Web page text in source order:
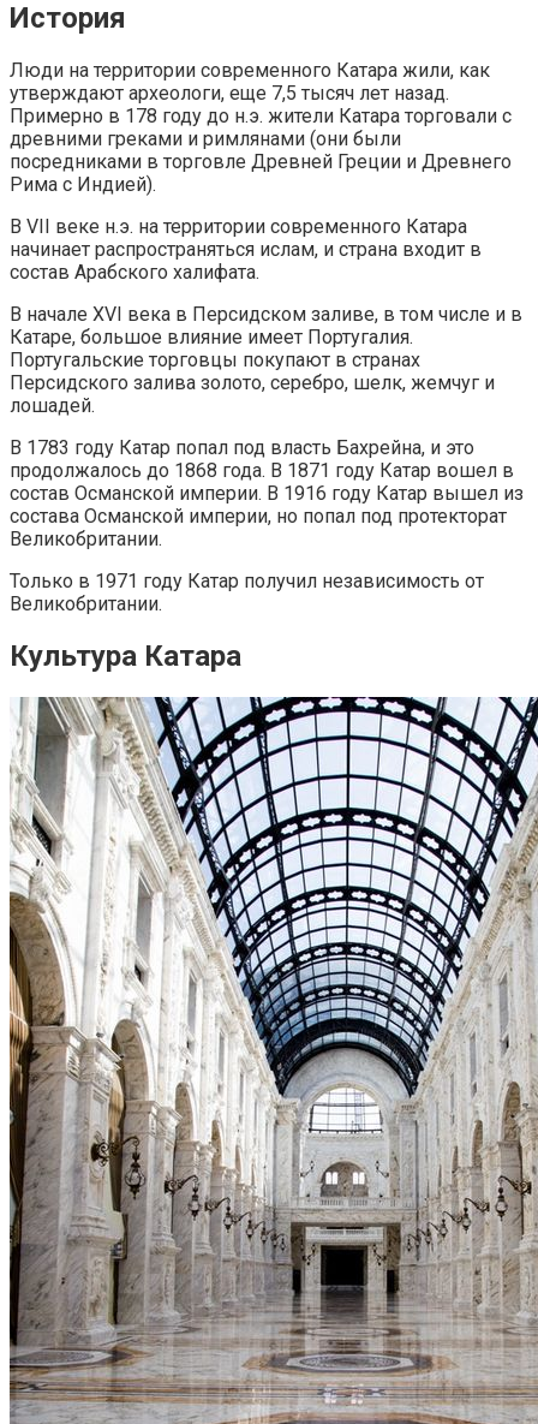
История
Люди на территории современного Катара жили, как
утверждают археологи, еще 7,5 тысяч лет назад.
Примерно в 178 году до н.э. жители Катара торговали с
древними греками и римлянами (они были
посредниками в торговле Древней Греции и Древнего
Рима с Индией).
В VII веке н.э. на территории современного Катара
начинает распространяться ислам, и страна входит в
состав Арабского халифата.
В начале XVI века в Персидском заливе, в том числе и в
Катаре, большое влияние имеет Португалия.
Португальские торговцы покупают в странах
Персидского залива золото, серебро, шелк, жемчуг и
лошадей.
В 1783 году Катар попал под власть Бахрейна, и это
продолжалось до 1868 года. В 1871 году Катар вошел в
состав Османской империи. В 1916 году Катар вышел из
состава Османской империи, но попал под протекторат
Великобритании.
Только в 1971 году Катар получил независимость от
Великобритании.
Культура Катара